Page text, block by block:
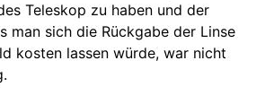
Teleskop zu haben und der
man sich die Rückgabe der Linse
kosten lassen würde, war nicht